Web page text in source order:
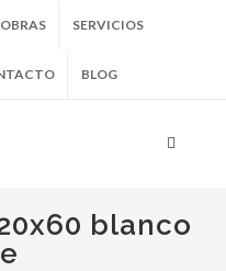
OBRAS SERVICIOS
BLOG
blanco